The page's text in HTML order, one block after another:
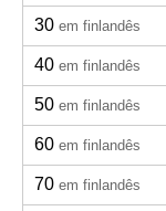
30 em finlandês
40 em finlandês
50 em finlandês
60 em finlandês
70 em finlandês